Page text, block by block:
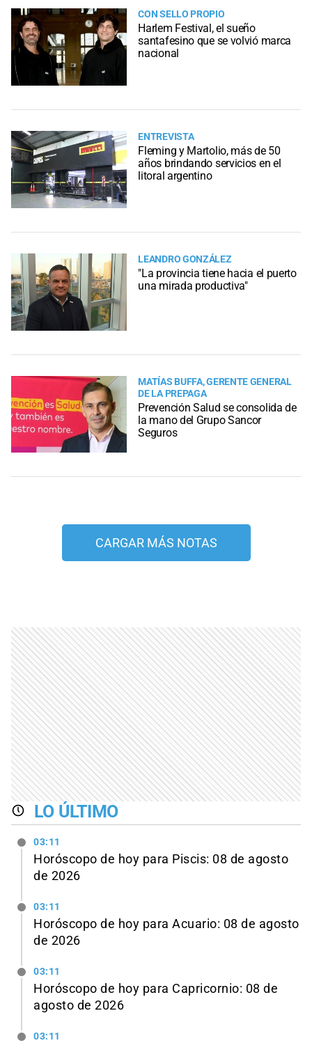
CON SELLO PROPIO
Harlem Festival, el sueño
santafesino que se volvió marca
nacional
ENTREVISTA
Fleming y Martolio, más de 50
años brindando servicios en el
litoral argentino
LEANDRO GONZÁLEZ
"La provincia tiene hacia el puerto
una mirada productiva"
MATÍAS BUFFA, GERENTE GENERAL
DE LA PREPAGA
Prevención Salud se consolida de
la mano del Grupo Sancor
Seguros
CARGAR MÁS NOTAS
LO ÚLTIMO
03:11
Horóscopo de hoy para Piscis: 08 de agosto
de 2026
03:11
Horóscopo de hoy para Acuario: 08 de agosto
de 2026
03:11
Horóscopo de hoy para Capricornio: 08 de
agosto de 2026
03:11